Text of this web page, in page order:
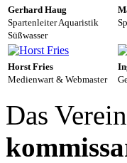
Gerhard Haug
Spartenleiter Aquaristik
Süßwasser
Horst Fries
Medienwart & Webmaster
Das